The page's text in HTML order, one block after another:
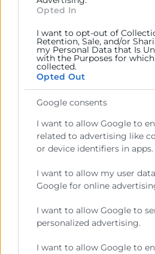
Opted In
I want to opt-out of
Retention, Sale, and/or
my Personal Data that Is
with the Purposes for
collected.
Opted Out
Google consents
I want to allow Google to
related to advertising like
or device identifiers in apps.
I want to allow my user
Google for online
I want to allow Google to
personalized advertising.
I want to allow Google to
afectado por la
LEER MÁS »
5 de junio de 2025